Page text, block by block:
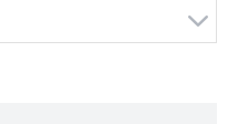
max